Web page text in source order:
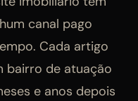
canal pago
Cada artigo
bairro de atuação
e anos depois